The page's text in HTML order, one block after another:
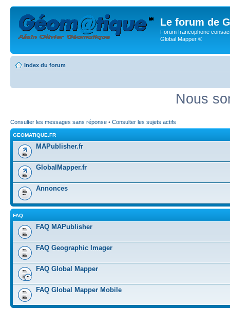
Le forum de
Forum francophone
Global Mapper ©
Index du forum
Nous
Consulter les messages sans réponse • Consulter les sujets actifs
GEOMATIQUE.FR
MAPublisher.fr
GlobalMapper.fr
Annonces
FAQ
FAQ MAPublisher
FAQ Geographic Imager
FAQ Global Mapper
FAQ Global Mapper Mobile